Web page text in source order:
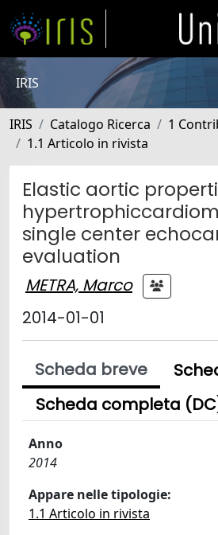
IRIS
IRIS Catalogo Ricerca
1
1.1 Articolo in rivista
Elastic aortic
single center
evaluation
METRA, Marco
2014-01-01
Scheda breve
Scheda completa
Anno
2014
Appare nelle tipologie:
1.1 Articolo in rivista